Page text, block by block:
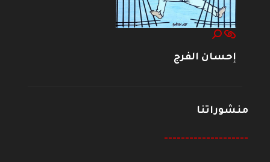
إحسان الفرج
منشوراتنا
--------------------